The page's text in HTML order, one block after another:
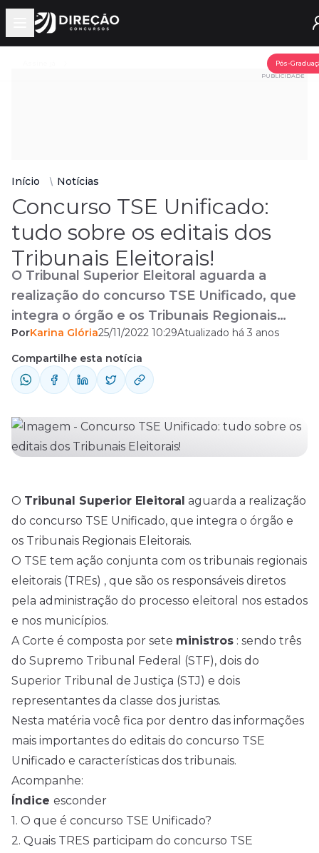
Open main menu
Pós-
PUBLICIDADE
Início Notícias
Concurso TSE Unificado:
tudo sobre os editais dos
Tribunais Eleitorais!
O Tribunal Superior Eleitoral aguarda a
realização do concurso TSE Unificado, que
integra o órgão e os Tribunais Regionais
Eleitorais. O TSE tem ação conjunta com os
tribunais regionais eleitorais (TREs) , que são
os responsáveis diretos pela administração
do processo eleitoral nos estados e nos
municípios. A Corte é composta por sete
ministros : sendo três do Supremo Tribunal
...
PorKarina Glória25/11/2022 10:29Atualizado há 3 anos
Compartilhe esta notícia
O Tribunal Superior Eleitoral aguarda a realização
do concurso TSE Unificado, que integra o órgão e
os Tribunais Regionais Eleitorais.
O TSE tem ação conjunta com os tribunais regionais
eleitorais (TREs) , que são os responsáveis diretos
pela administração do processo eleitoral nos estados
e nos municípios.
A Corte é composta por sete ministros : sendo três
do Supremo Tribunal Federal (STF), dois do
Superior Tribunal de Justiça (STJ) e dois
representantes da classe dos juristas.
Nesta matéria você fica por dentro das informações
mais importantes do editais do concurso TSE
Unificado e características dos tribunais.
Acompanhe:
Índice esconder
1. O que é concurso TSE Unificado?
2. Quais TRES participam do concurso TSE